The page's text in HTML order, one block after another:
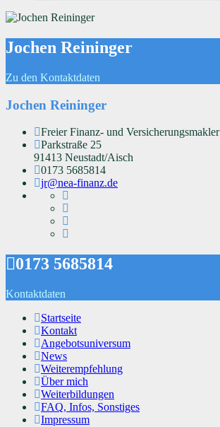
Jochen Reininger
Zu den Kontaktdaten
Jochen Reininger
Freier Finanz- und Versicherungsmakler
Parkstraße 25
91413 Neustadt/Aisch
0173 5685814
jr@nea-finanz.de
0173 5685814
Kontaktdaten
Startseite
Kontakt
Angebotsuniversum
News
Weiterempfehlung
Über mich
Weiterbildungen
FAQ, Infos, Sonstiges
Impressum